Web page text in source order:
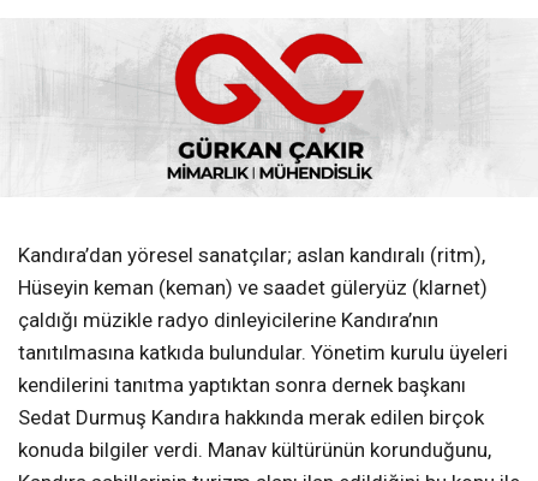
Kandıra’dan yöresel sanatçılar; aslan kandıralı (ritm),
Hüseyin keman (keman) ve saadet güleryüz (klarnet)